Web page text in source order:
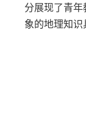
分展现了青
象的地理知